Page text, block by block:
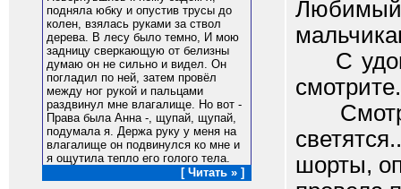
подняла юбку и опустив трусы до
колен, взялась руками за ствол
дерева. В лесу было темно, И мою
задницу сверкающую от белизны
думаю он не сильно и видел. Он
погладил по ней, затем провёл
между ног рукой и пальцами
раздвинул мне влагалище. Но вот -
Права была Анна -, щупай, щупай,
подумала я. Держа руку у меня на
влагалище он подвинулся ко мне и
я ощутила тепло его голого тела.
[ Читать » ]
С
шорты,